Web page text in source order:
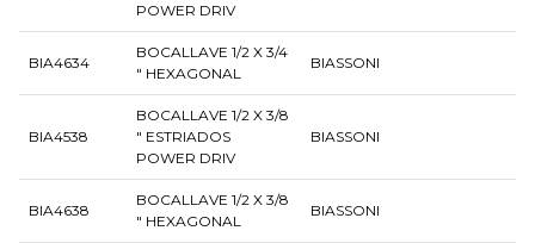
POWER DRIV
BIA4634
BOCALLAVE 1/2 X 3/4
" HEXAGONAL
BIASSONI
BIA4538
BOCALLAVE 1/2 X 3/8
" ESTRIADOS
POWER DRIV
BIASSONI
BIA4638
BOCALLAVE 1/2 X 3/8
" HEXAGONAL
BIASSONI